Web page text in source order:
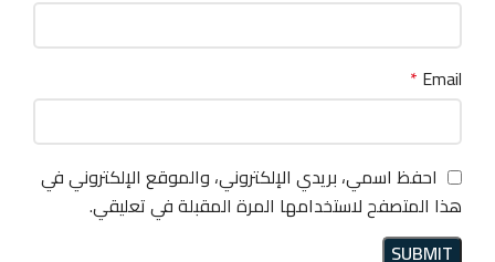
Email
*
احفظ اسمي، بريدي الإلكتروني، والموقع الإلكتروني في
هذا المتصفح لاستخدامها المرة المقبلة في تعليقي.